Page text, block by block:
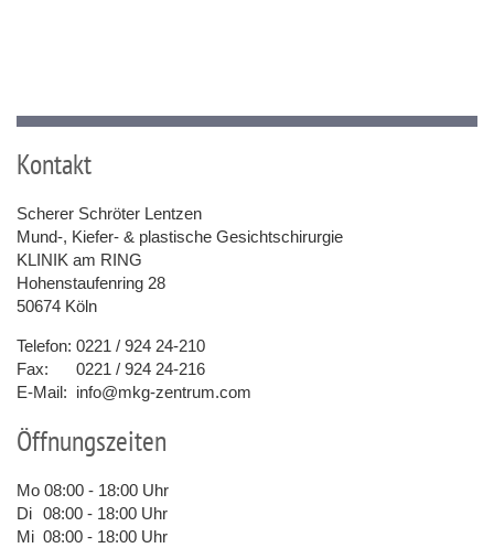
Kontakt
Scherer Schröter Lentzen
Mund-, Kiefer- & plastische Gesichtschirurgie
KLINIK am RING
Hohenstaufenring 28
50674 Köln
Telefon: 0221 / 924 24-210
Fax:
0221 / 924 24-216
E-Mail: info@mkg-zentrum.com
Öffnungszeiten
Mo 08:00 - 18:00 Uhr
Di 08:00 - 18:00 Uhr
Mi 08:00 - 18:00 Uhr